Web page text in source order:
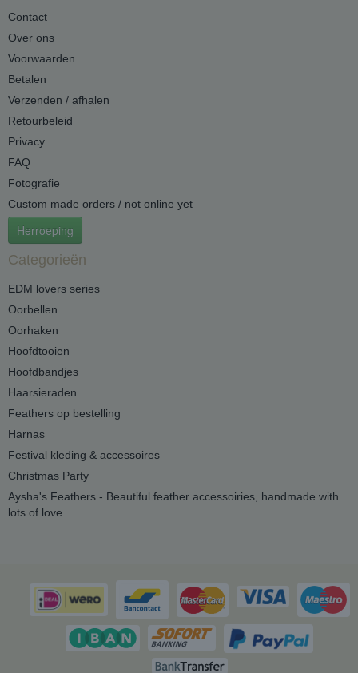
Contact
Over ons
Voorwaarden
Betalen
Verzenden / afhalen
Retourbeleid
Privacy
FAQ
Fotografie
Custom made orders / not online yet
Herroeping
Categorieën
EDM lovers series
Oorbellen
Oorhaken
Hoofdtooien
Hoofdbandjes
Haarsieraden
Feathers op bestelling
Harnas
Festival kleding & accessoires
Christmas Party
Aysha's Feathers - Beautiful feather accessoiries, handmade with
lots of love